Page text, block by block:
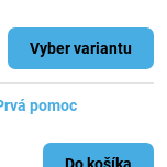
Vyber variantu
pomoc